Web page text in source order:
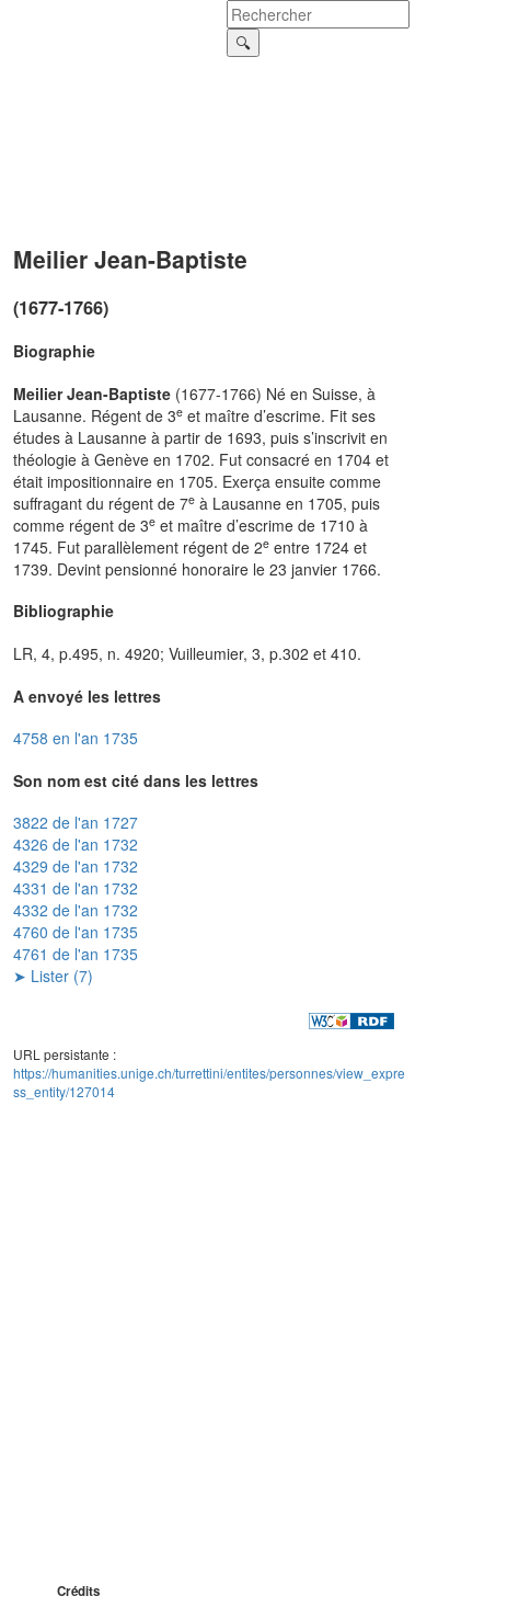
Meilier Jean-Baptiste
(1677-1766)
Biographie
Meilier Jean-Baptiste (1677-1766) Né en Suisse, à
Lausanne. Régent de 3e et maître d’escrime. Fit ses
études à Lausanne à partir de 1693, puis s’inscrivit en
théologie à Genève en 1702. Fut consacré en 1704 et
était impositionnaire en 1705. Exerça ensuite comme
suffragant du régent de 7e à Lausanne en 1705, puis
comme régent de 3e et maître d’escrime de 1710 à
1745. Fut parallèlement régent de 2e entre 1724 et
1739. Devint pensionné honoraire le 23 janvier 1766.
Bibliographie
LR, 4, p.495, n. 4920; Vuilleumier, 3, p.302 et 410.
A envoyé les lettres
4758 en l'an 1735
Son nom est cité dans les lettres
3822 de l'an 1727
4326 de l'an 1732
4329 de l'an 1732
4331 de l'an 1732
4332 de l'an 1732
4760 de l'an 1735
4761 de l'an 1735
➤ Lister (7)
URL persistante :
https://humanities.unige.ch/turrettini/entites/personnes/view_expre
ss_entity/127014
Crédits